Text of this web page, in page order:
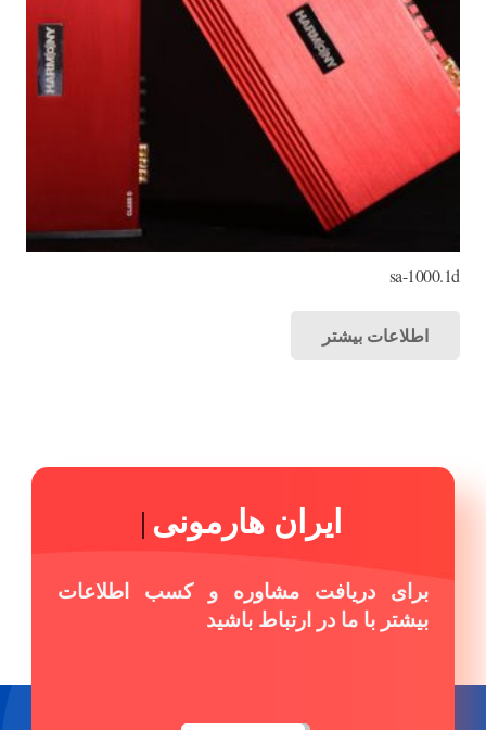
sa-1000.1d
اطلاعات بیشتر
ایران هارمونی |
برای دریافت مشاوره و کسب اطلاعات
بیشتر با ما در ارتباط باشید